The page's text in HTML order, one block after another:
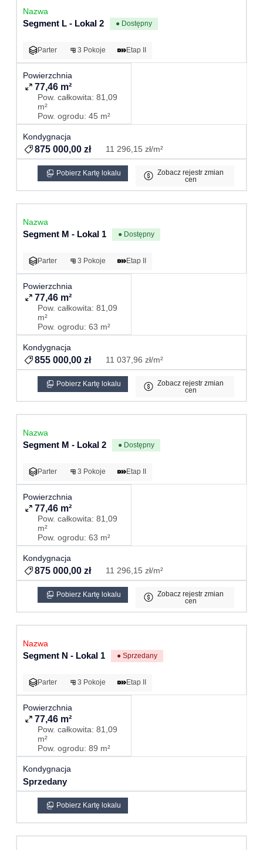
Segment L - Lokal 2 ● Dostępny
Parter 3 Pokoje Etap II
77,46 m²
Pow. całkowita: 81,09
m²
Pow. ogrodu: 45 m²
875 000,00 zł 11 296,15 zł/m²
Pobierz Kartę lokalu
Zobacz rejestr zmian
cen
Segment M - Lokal 1 ● Dostępny
Parter 3 Pokoje Etap II
77,46 m²
Pow. całkowita: 81,09
m²
Pow. ogrodu: 63 m²
855 000,00 zł 11 037,96 zł/m²
Pobierz Kartę lokalu
Zobacz rejestr zmian
cen
Segment M - Lokal 2 ● Dostępny
Parter 3 Pokoje Etap II
77,46 m²
Pow. całkowita: 81,09
m²
Pow. ogrodu: 63 m²
875 000,00 zł 11 296,15 zł/m²
Pobierz Kartę lokalu
Zobacz rejestr zmian
cen
Segment N - Lokal 1 ● Sprzedany
Parter 3 Pokoje Etap II
77,46 m²
Pow. całkowita: 81,09
m²
Pow. ogrodu: 89 m²
Sprzedany
Pobierz Kartę lokalu